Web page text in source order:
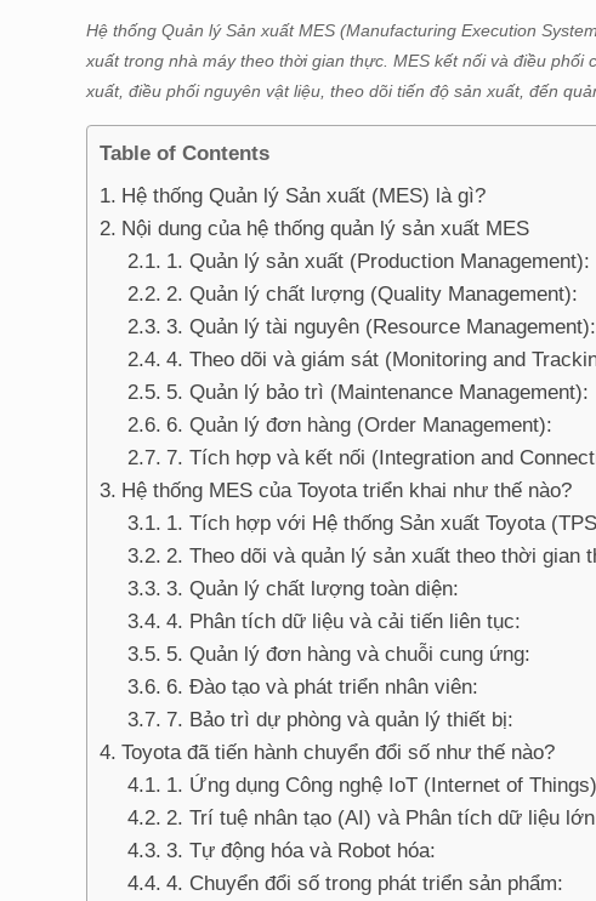
Hệ thống Quản lý Sản xuất MES (Manufacturing Execution
xuất trong nhà máy theo thời gian thực. MES kết nối và điều
xuất, điều phối nguyên vật liệu, theo dõi tiến độ sản xuất, đến
Table of Contents
Hệ thống Quản lý Sản xuất (MES) là gì?
Nội dung của hệ thống quản lý sản xuất MES
1. Quản lý sản xuất (Production Management):
2. Quản lý chất lượng (Quality Management):
3. Quản lý tài nguyên (Resource Management):
4. Theo dõi và giám sát (Monitoring and
5. Quản lý bảo trì (Maintenance Management):
6. Quản lý đơn hàng (Order Management):
7. Tích hợp và kết nối (Integration and
Hệ thống MES của Toyota triển khai như thế nào?
1. Tích hợp với Hệ thống Sản xuất Toyota
2. Theo dõi và quản lý sản xuất theo thời gian
3. Quản lý chất lượng toàn diện:
4. Phân tích dữ liệu và cải tiến liên tục:
5. Quản lý đơn hàng và chuỗi cung ứng:
6. Đào tạo và phát triển nhân viên:
7. Bảo trì dự phòng và quản lý thiết bị:
Toyota đã tiến hành chuyển đổi số như thế nào?
1. Ứng dụng Công nghệ IoT (Internet of
2. Trí tuệ nhân tạo (AI) và Phân tích dữ liệu
3. Tự động hóa và Robot hóa:
4. Chuyển đổi số trong phát triển sản phẩm: